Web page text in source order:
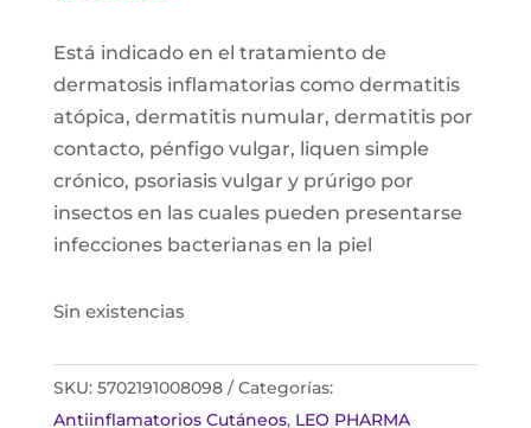
Está indicado en el tratamiento de
dermatosis inflamatorias como dermatitis
atópica, dermatitis numular, dermatitis por
contacto, pénfigo vulgar, liquen simple
crónico, psoriasis vulgar y prúrigo por
insectos en las cuales pueden presentarse
infecciones bacterianas en la piel
Sin existencias
SKU: 5702191008098
Categorías:
Antiinflamatorios Cutáneos, LEO PHARMA